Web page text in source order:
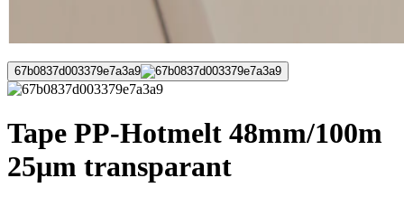
67b0837d003379e7a3a9
Tape PP-Hotmelt 48mm/100m
25μm transparant